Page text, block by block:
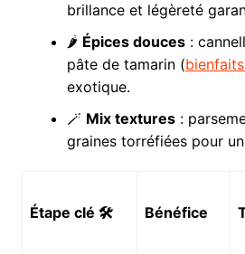
brillance et légèreté
🌶️ Épices douces:
pâte de tamarin (
exotique.
🪄 Mix textures:
graines torréfiées pour
Étape clé 🛠️ Bénéfice